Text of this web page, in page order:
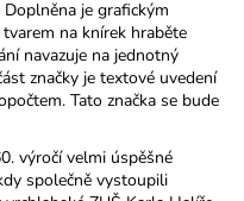
je grafickým
na knírek hraběte
navazuje na jednotný
značky je textové uvedení
Tato značka se bude
výročí velmi úspěšné
společně vystoupili